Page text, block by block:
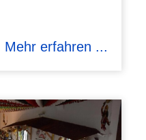
Mehr erfahren ...